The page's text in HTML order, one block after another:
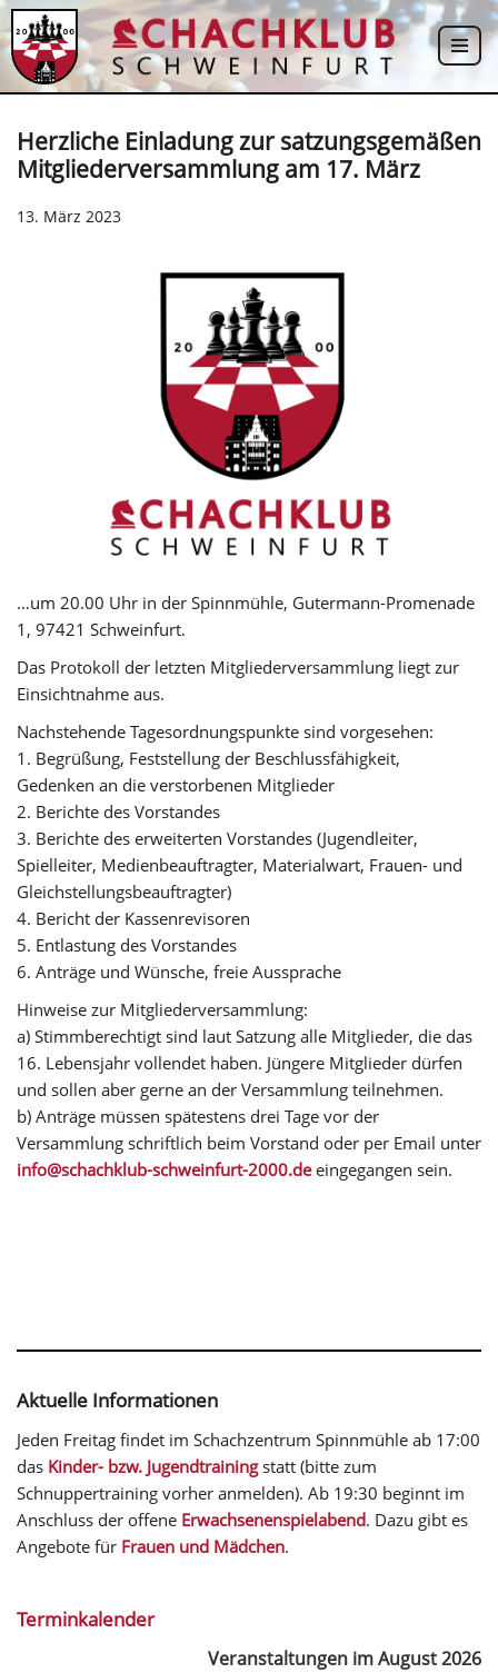
Zum
Inhalt
Herzliche Einladung zur satzungsgemäßen
Mitgliederversammlung am 17. März
13. März 2023
…um 20.00 Uhr in der Spinnmühle, Gutermann-Promenade
1, 97421 Schweinfurt.
Das Protokoll der letzten Mitgliederversammlung liegt zur
Einsichtnahme aus.
Nachstehende Tagesordnungspunkte sind vorgesehen:
1. Begrüßung, Feststellung der Beschlussfähigkeit,
Gedenken an die verstorbenen Mitglieder
2. Berichte des Vorstandes
3. Berichte des erweiterten Vorstandes (Jugendleiter,
Spielleiter, Medienbeauftragter, Materialwart, Frauen- und
Gleichstellungsbeauftragter)
4. Bericht der Kassenrevisoren
5. Entlastung des Vorstandes
6. Anträge und Wünsche, freie Aussprache
Hinweise zur Mitgliederversammlung:
a) Stimmberechtigt sind laut Satzung alle Mitglieder, die das
16. Lebensjahr vollendet haben. Jüngere Mitglieder dürfen
und sollen aber gerne an der Versammlung teilnehmen.
b) Anträge müssen spätestens drei Tage vor der
Versammlung schriftlich beim Vorstand oder per Email unter
info@schachklub-schweinfurt-2000.deeingegangen sein.
Aktuelle Informationen
Jeden Freitag findet im Schachzentrum Spinnmühle ab 17:00
das Kinder- bzw. Jugendtrainingstatt (bitte zum
Schnuppertraining vorher anmelden). Ab 19:30 beginnt im
Anschluss der offene Erwachsenenspielabend. Dazu gibt es
Angebote für Frauen und Mädchen.
Terminkalender
Veranstaltungen im August 2026